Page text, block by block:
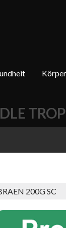
200G SC